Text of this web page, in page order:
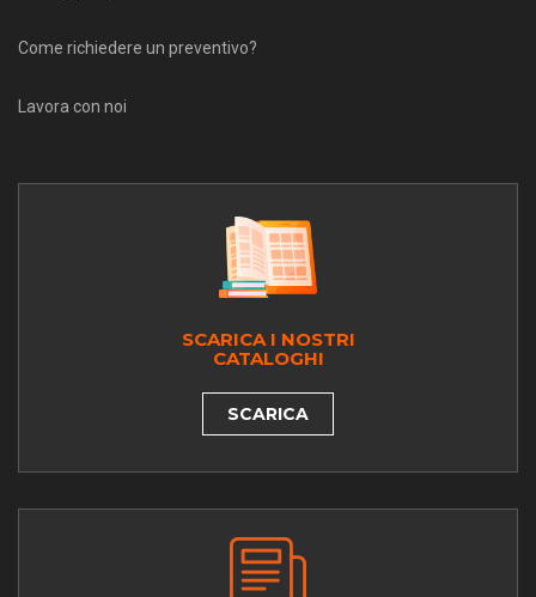
Come richiedere un preventivo?
Lavora con noi
SCARICA I NOSTRI
CATALOGHI
SCARICA